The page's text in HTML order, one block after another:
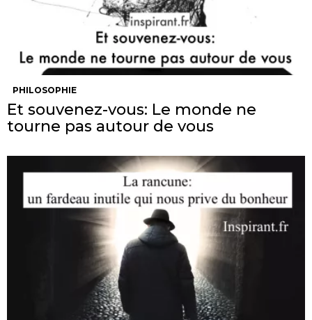
PHILOSOPHIE
Et souvenez-vous: Le monde ne
tourne pas autour de vous